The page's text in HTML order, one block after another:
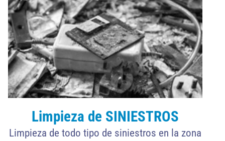
Limpieza de SINIESTROS
Limpieza de todo tipo de siniestros en la zona